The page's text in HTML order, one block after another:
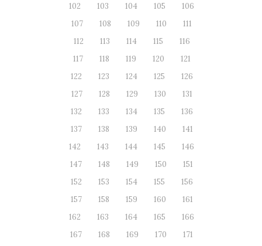
102
103 104 105
106
107
108 109 110
111
112
113 114 115
116
117
118 119 120
121
122
123 124 125
126
127
128 129 130
131
132
133 134 135
136
137
138 139 140
141
142
143 144 145
146
147
148 149 150
151
152
153 154 155
156
157
158 159 160
161
162
163 164 165
166
167
168 169 170
171